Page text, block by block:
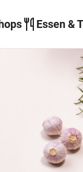
Essen &